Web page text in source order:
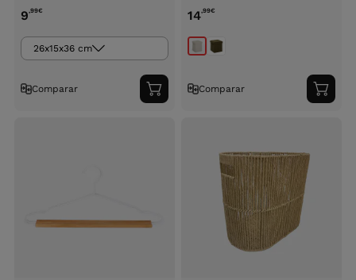
9,99€
26x15x36 cm
Comparar
Adicionar
ao
14,99€
Comparar
ao